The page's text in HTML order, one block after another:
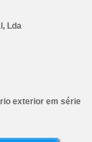
Lda
exterior em série